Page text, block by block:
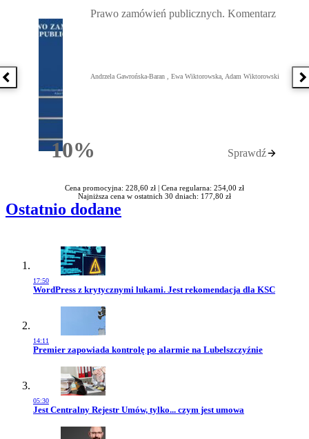
Poprzednia książka
10%Rabatu
Prawo zamówień publicznych. Komentarz
Andrzela Gawrońska-Baran , Ewa Wiktorowska, Adam Wiktorowski
Sprawdź
Cena promocyjna: 228,60 zł | Cena regularna: 254,00 zł
Najniższa cena w ostatnich 30 dniach: 177,80 zł
Ostatnio dodane
17:50
Przejdź do artykułu:
WordPress z krytycznymi lukami. Jest rekomendacja dla KSC
14:11
Przejdź do artykułu:
Premier zapowiada kontrolę po alarmie na Lubelszczyźnie
05:30
Przejdź do artykułu:
Jest Centralny Rejestr Umów, tylko... czym jest umowa